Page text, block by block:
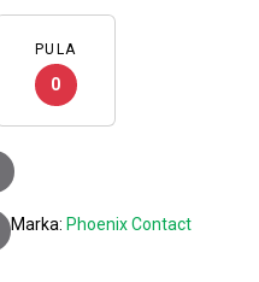
PULA
0
metalno, sa zakačkom za spoj
Marka: Phoenix Contact